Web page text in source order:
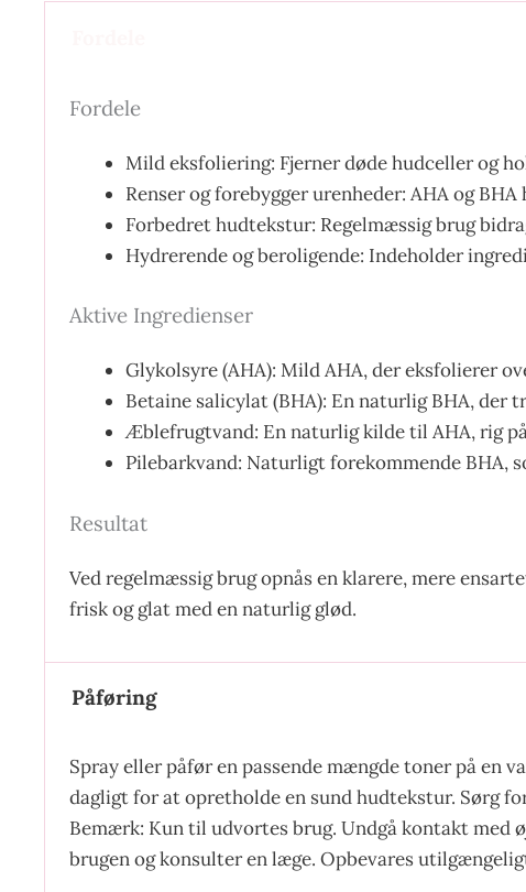
Fordele
Mild eksfoliering: Fjerner døde hudceller og
Renser og forebygger urenheder: AHA og
Forbedret hudtekstur: Regelmæssig brug
Hydrerende og beroligende: Indeholder
Aktive Ingredienser
Glykolsyre (AHA): Mild AHA, der eksfolierer
Betaine salicylat (BHA): En naturlig BHA,
Æblefrugtvand: En naturlig kilde til AHA, rig
Pilebarkvand: Naturligt forekommende BHA,
Resultat
Ved regelmæssig brug opnås en klarere, mere
frisk og glat med en naturlig glød.
Påføring
Spray eller påfør en passende mængde toner på en
dagligt for at opretholde en sund hudtekstur. Sørg
Bemærk: Kun til udvortes brug. Undgå kontakt med
brugen og konsulter en læge. Opbevares